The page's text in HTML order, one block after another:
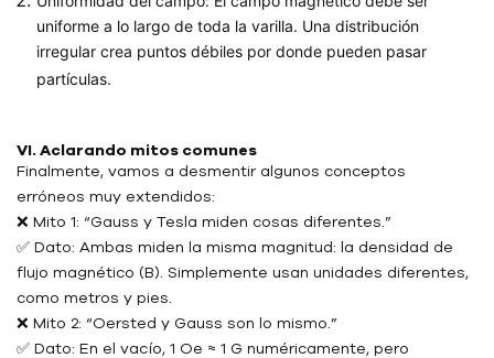
uniforme a lo largo de toda la varilla. Una distribución
irregular crea puntos débiles por donde pueden pasar
partículas.
VI. Aclarando mitos comunes
Finalmente, vamos a desmentir algunos conceptos
erróneos muy extendidos:
❌ Mito 1: “Gauss y Tesla miden cosas diferentes.”
✅ Dato: Ambas miden la misma magnitud: la densidad de
flujo magnético (B). Simplemente usan unidades diferentes,
como metros y pies.
❌ Mito 2: “Oersted y Gauss son lo mismo.”
✅ Dato: En el vacío, 1 Oe ≈ 1 G numéricamente, pero